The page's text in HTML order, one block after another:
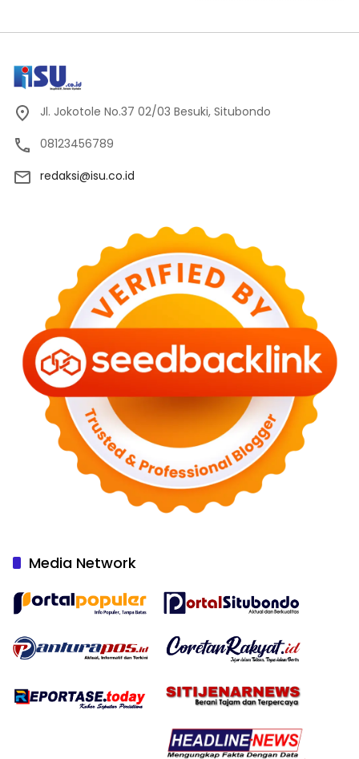
Jl. Jokotole No.37 02/03 Besuki, Situbondo
08123456789
redaksi@isu.co.id
Media Network